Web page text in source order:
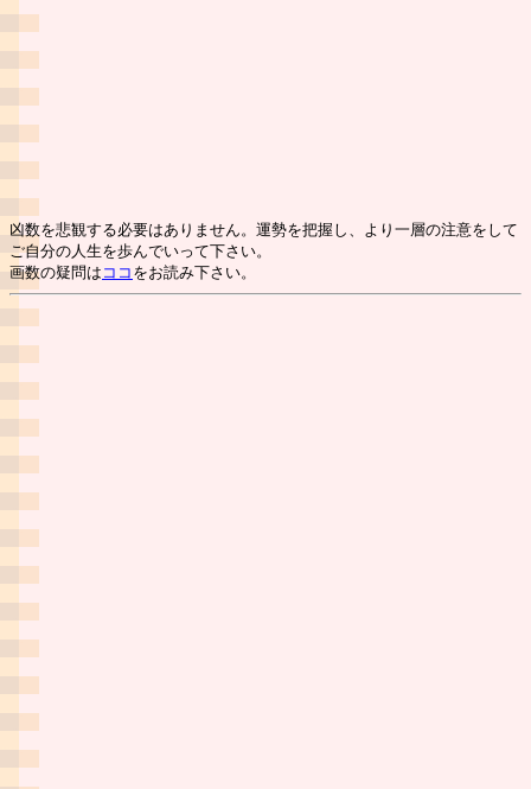
凶数を悲観する必要はありません。運勢を把握し、より一層の注意をして
ご自分の人生を歩んでいって下さい。
画数の疑問は ココ をお読み下さい。